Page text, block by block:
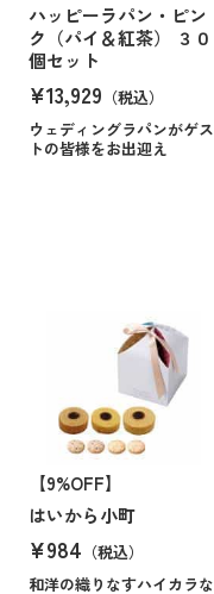
ハッピーラパン・ピン
ク（パイ＆紅茶） ３０
個セット
¥13,929 （税込）
ウェディングラパンがゲス
トの皆様をお出迎え
【9%OFF】
はいから小町
¥984 （税込）
和洋の織りなすハイカラな